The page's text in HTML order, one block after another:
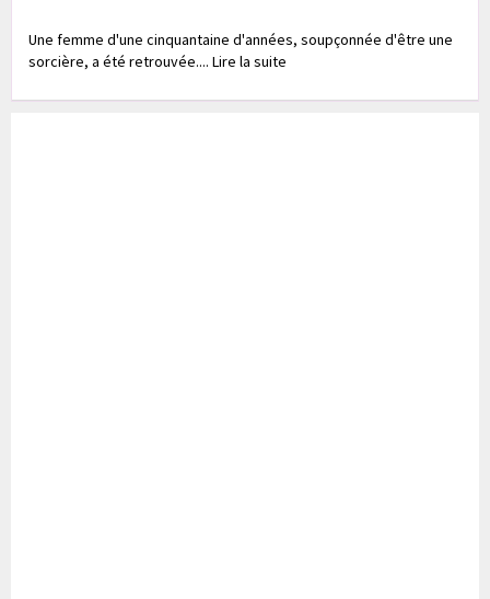
Une femme d'une cinquantaine d'années, soupçonnée d'être une
sorcière, a été retrouvée.... Lire la suite